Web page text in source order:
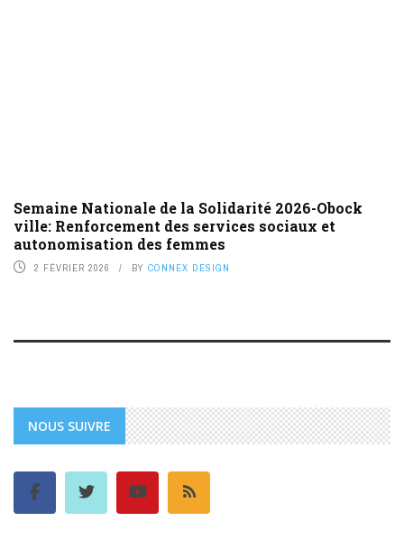
Semaine Nationale de la Solidarité 2026-Obock
ville: Renforcement des services sociaux et
autonomisation des femmes
2 FÉVRIER 2026 BY CONNEX DESIGN
NOUS SUIVRE